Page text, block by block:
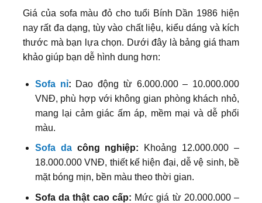
Giá của sofa màu đỏ cho tuổi Bính Dần 1986 hiện
nay rất đa dạng, tùy vào chất liệu, kiểu dáng và kích
thước mà bạn lựa chọn. Dưới đây là bảng giá tham
khảo giúp bạn dễ hình dung hơn:
Sofa nỉ: Dao động từ 6.000.000 – 10.000.000
VNĐ, phù hợp với không gian phòng khách nhỏ,
mang lại cảm giác ấm áp, mềm mại và dễ phối
màu.
Sofa dacông nghiệp: Khoảng 12.000.000 –
18.000.000 VNĐ, thiết kế hiện đại, dễ vệ sinh, bề
mặt bóng mịn, bền màu theo thời gian.
Sofa da thật cao cấp: Mức giá từ 20.000.000 –